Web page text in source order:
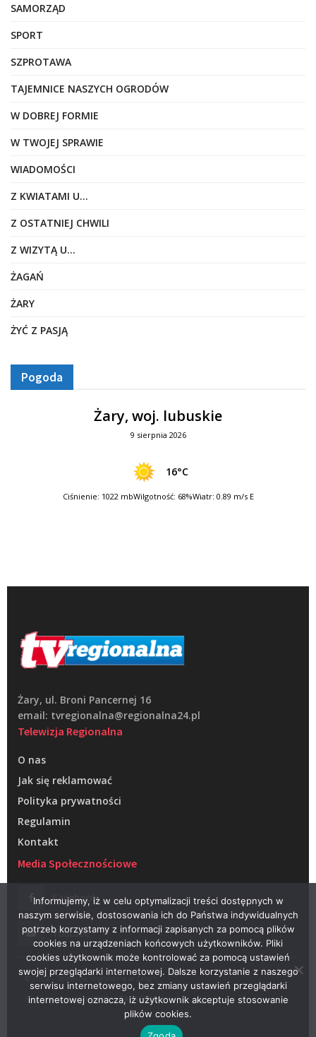
SAMORZĄD
SPORT
SZPROTAWA
TAJEMNICE NASZYCH OGRODÓW
W DOBREJ FORMIE
W TWOJEJ SPRAWIE
WIADOMOŚCI
Z KWIATAMI U…
Z OSTATNIEJ CHWILI
Z WIZYTĄ U…
ŻAGAŃ
ŻARY
ŻYĆ Z PASJĄ
Pogoda
Żary, woj. lubuskie
9 sierpnia 2026
16°C
Ciśnienie: 1022 mbWilgotność: 68%Wiatr: 0.89 m/s E
Żary, ul. Broni Pancernej 16
email: tvregionalna@regionalna24.pl
Telewizja Regionalna
O nas
Jak się reklamować
Polityka prywatności
Regulamin
Kontakt
Media Społecznościowe
Facebook
Youtube
© 2022 – Telewizja Regionalna w Żarach
Projektowanie stron WWW –RAGACOM
Informujemy, iż w celu optymalizacji treści dostępnych w
naszym serwisie, dostosowania ich do Państwa indywidualnych
potrzeb korzystamy z informacji zapisanych za pomocą plików
cookies na urządzeniach końcowych użytkowników. Pliki
cookies użytkownik może kontrolować za pomocą ustawień
swojej przeglądarki internetowej. Dalsze korzystanie z naszego
serwisu internetowego, bez zmiany ustawień przeglądarki
internetowej oznacza, iż użytkownik akceptuje stosowanie
plików cookies.